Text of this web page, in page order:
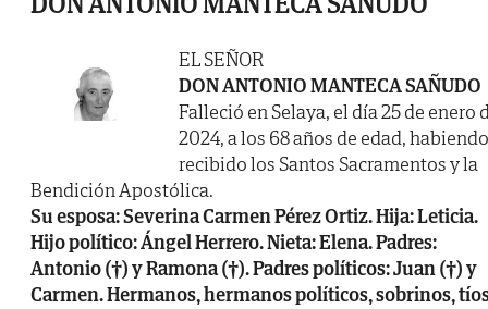
EL SEÑOR
DON ANTONIO MANTECA SAÑUDO
Falleció en Selaya, el día 25 de enero
2024, a los 68 años de edad, habiendo
recibido los Santos Sacramentos y la
Bendición Apostólica.
Su esposa: Severina Carmen Pérez Ortiz. Hija: Leticia.
Hijo político: Ángel Herrero. Nieta: Elena. Padres:
Antonio (†) y Ramona (†). Padres políticos: Juan (†) y
Carmen. Hermanos, hermanos políticos, sobrinos,